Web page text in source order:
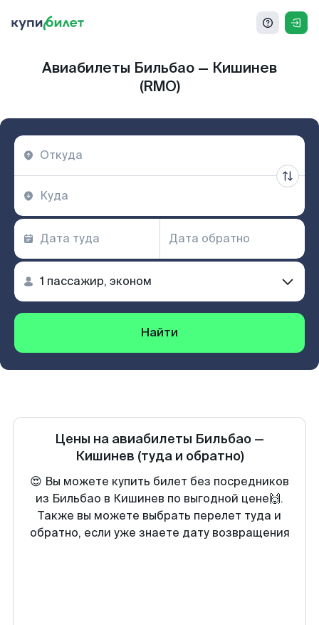
Авиабилеты Бильбао — Кишинев
(RMO)
Найти
Цены на авиабилеты Бильбао —
Кишинев (туда и обратно)
😍 Вы можете купить билет без посредников
из Бильбао в Кишинев по выгодной цене🙌.
Также вы можете выбрать перелет туда и
обратно, если уже знаете дату возвращения